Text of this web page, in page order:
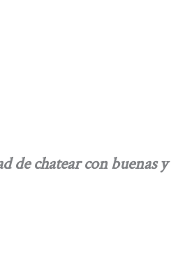
de chatear con buenas y